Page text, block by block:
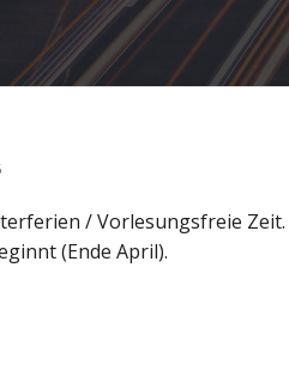
/ Vorlesungsfreie
(Ende April).